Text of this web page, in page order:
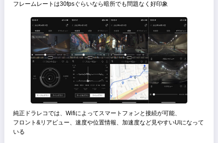
・遮音性の高さ
試乗時に一番最初に驚いたポイント
車内で音楽を聴いてる際に音楽をかけたまま車から出てドアを閉めた
端ピタリと音が聞こえなくなる
・HUDが見やすい
フロントガラスに直接映し出すタイプ